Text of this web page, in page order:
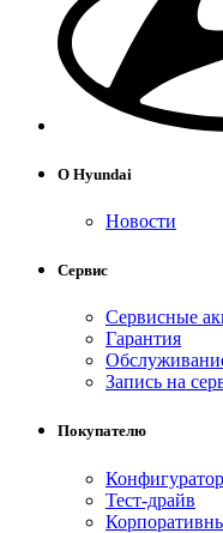
ремонт
установка
заправка
О Hyundai
Новости
Сервис
Сервисные
Гарантия
Запись на
Покупателю
Конфигуратор
Тест-драйв